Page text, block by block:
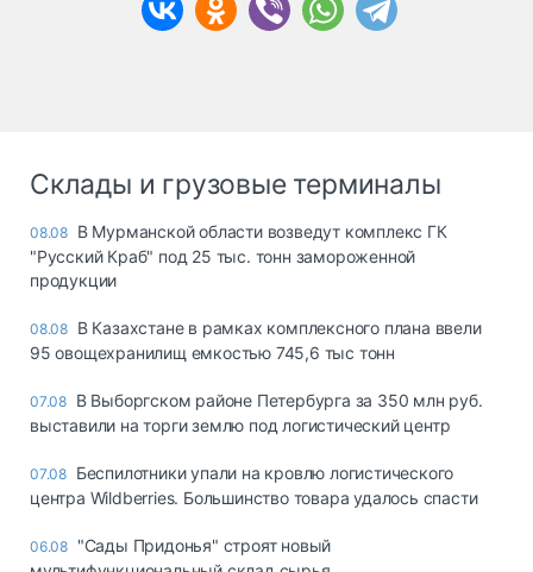
Склады и грузовые терминалы
08.08 В Мурманской области возведут комплекс ГК
"Русский Краб" под 25 тыс. тонн замороженной
продукции
08.08 В Казахстане в рамках комплексного плана ввели
95 овощехранилищ емкостью 745,6 тыс тонн
07.08 В Выборгском районе Петербурга за 350 млн руб.
выставили на торги землю под логистический центр
07.08 Беспилотники упали на кровлю логистического
центра Wildberries. Большинство товара удалось спасти
06.08 "Сады Придонья" строят новый